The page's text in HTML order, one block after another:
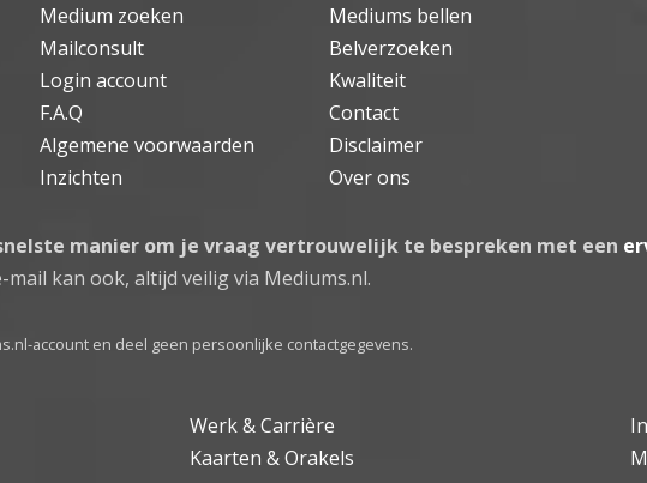
Medium zoeken
Mediums bellen
Mailconsult
Belverzoeken
Login account
Kwaliteit
F.A.Q
Contact
Algemene voorwaarden
Disclaimer
Inzichten Over ons
manier om je vraag vertrouwelijk te bespreken met een
kan ook, altijd veilig via Mediums.nl.
account en deel geen persoonlijke contactgegevens.
Werk & Carrière
Kaarten & Orakels